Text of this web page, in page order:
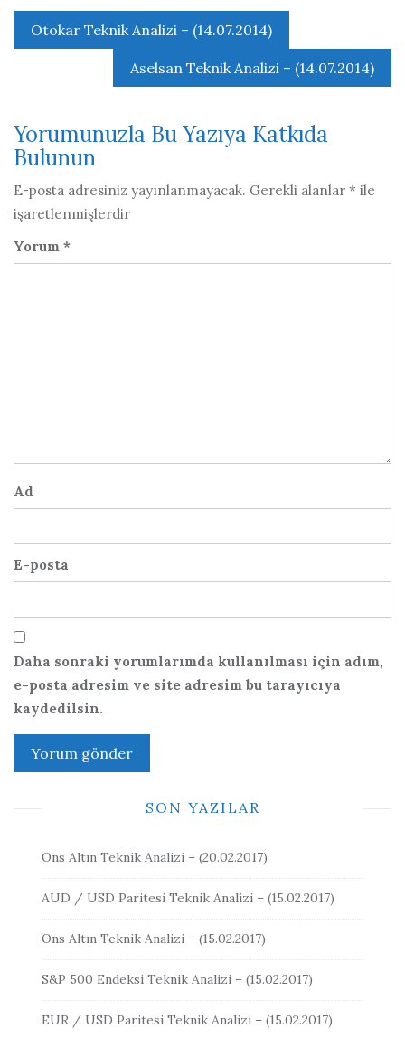
Yazı
gezinmesi
Otokar Teknik Analizi – (14.07.2014)
Aselsan Teknik Analizi – (14.07.2014)
Yorumunuzla Bu Yazıya Katkıda
Bulunun
E-posta adresiniz yayınlanmayacak. Gerekli alanlar * ile
işaretlenmişlerdir
Yorum *
Ad
E-posta
Daha sonraki yorumlarımda kullanılması için adım,
e-posta adresim ve site adresim bu tarayıcıya
kaydedilsin.
SON YAZILAR
Ons Altın Teknik Analizi – (20.02.2017)
AUD / USD Paritesi Teknik Analizi – (15.02.2017)
Ons Altın Teknik Analizi – (15.02.2017)
S&P 500 Endeksi Teknik Analizi – (15.02.2017)
EUR / USD Paritesi Teknik Analizi – (15.02.2017)